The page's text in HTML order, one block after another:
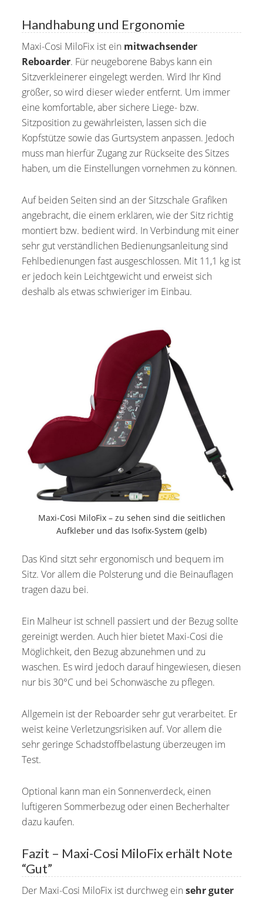
Handhabung und Ergonomie
Maxi-Cosi MiloFix ist ein mitwachsender
Reboarder. Für neugeborene Babys kann ein
Sitzverkleinerer eingelegt werden. Wird Ihr Kind
größer, so wird dieser wieder entfernt. Um immer
eine komfortable, aber sichere Liege- bzw.
Sitzposition zu gewährleisten, lassen sich die
Kopfstütze sowie das Gurtsystem anpassen. Jedoch
muss man hierfür Zugang zur Rückseite des Sitzes
haben, um die Einstellungen vornehmen zu können.
Auf beiden Seiten sind an der Sitzschale Grafiken
angebracht, die einem erklären, wie der Sitz richtig
montiert bzw. bedient wird. In Verbindung mit einer
sehr gut verständlichen Bedienungsanleitung sind
Fehlbedienungen fast ausgeschlossen. Mit 11,1 kg ist
er jedoch kein Leichtgewicht und erweist sich
deshalb als etwas schwieriger im Einbau.
Maxi-Cosi MiloFix – zu sehen sind die seitlichen
Aufkleber und das Isofix-System (gelb)
Das Kind sitzt sehr ergonomisch und bequem im
Sitz. Vor allem die Polsterung und die Beinauflagen
tragen dazu bei.
Ein Malheur ist schnell passiert und der Bezug sollte
gereinigt werden. Auch hier bietet Maxi-Cosi die
Möglichkeit, den Bezug abzunehmen und zu
waschen. Es wird jedoch darauf hingewiesen, diesen
nur bis 30°C und bei Schonwäsche zu pflegen.
Allgemein ist der Reboarder sehr gut verarbeitet. Er
weist keine Verletzungsrisiken auf. Vor allem die
sehr geringe Schadstoffbelastung überzeugen im
Test.
Optional kann man ein Sonnenverdeck, einen
luftigeren Sommerbezug oder einen Becherhalter
dazu kaufen.
Fazit – Maxi-Cosi MiloFix erhält Note
“Gut”
Der Maxi-Cosi MiloFix ist durchweg einsehr guter